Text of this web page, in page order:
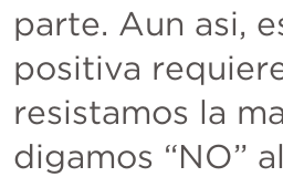
parte. Aun asi,
positiva
resistamos la
digamos “NO”